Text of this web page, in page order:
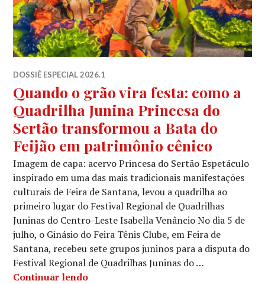
DOSSIÊ ESPECIAL 2026.1
Quando o grão vira festa: como a
Quadrilha Junina Princesa do
Sertão transformou a Bata do
Feijão em patrimônio cênico
Imagem de capa: acervo Princesa do Sertão Espetáculo
inspirado em uma das mais tradicionais manifestações
culturais de Feira de Santana, levou a quadrilha ao
primeiro lugar do Festival Regional de Quadrilhas
Juninas do Centro-Leste Isabella Venâncio No dia 5 de
julho, o Ginásio do Feira Tênis Clube, em Feira de
Santana, recebeu sete grupos juninos para a disputa do
Festival Regional de Quadrilhas Juninas do …
Continuar lendoQuando o grão vira festa: como a